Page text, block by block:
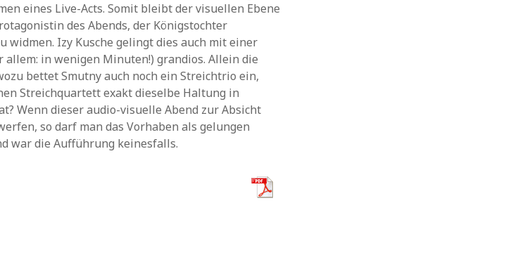
eines Live-Acts. Somit bleibt der visuellen Ebene
des Abends, der Königstochter
widmen. Izy Kusche gelingt dies auch mit einer
in wenigen Minuten!) grandios. Allein die
bettet Smutny auch noch ein Streichtrio ein,
Streichquartett exakt dieselbe Haltung in
Wenn dieser audio-visuelle Abend zur Absicht
so darf man das Vorhaben als gelungen
war die Aufführung keinesfalls.